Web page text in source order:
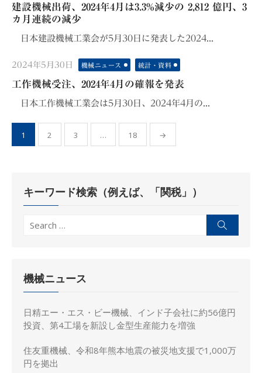
建設機械出荷、2024年4月は3.3%減少の 2,812 億円、3
カ月連続の減少
日本建設機械工業会が5月30日に発表した2024...
Posted
on
2024年5月30日 機械ニュース 統計・資料
工作機械受注、2024年4月の確報を発表
日本工作機械工業会は5月30日、2024年4月の...
投
稿
ー
1 2 3 … 18 →
キーワード検索（例えば、「関税」）
Search
機械ニュース
日精エー・エス・ビー機械、インド子会社に約56億円
投資、第4工場を新設し金型生産能力を増強
住友重機械、令和8年熊本地震の被災地支援で1,000万
円を拠出